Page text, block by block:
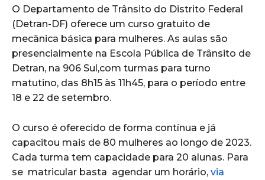
O Departamento de Trânsito do Distrito Federal
(Detran-DF) oferece um curso gratuito de
mecânica básica para mulheres. As aulas são
presencialmente na Escola Pública de Trânsito de
Detran, na 906 Sul,com turmas para turno
matutino, das 8h15 às 11h45, para o período entre
18 e 22 de setembro.
O curso é oferecido de forma contínua e já
capacitou mais de 80 mulheres ao longo de 2023.
Cada turma tem capacidade para 20 alunas. Para
se matricular basta agendar um horário, via